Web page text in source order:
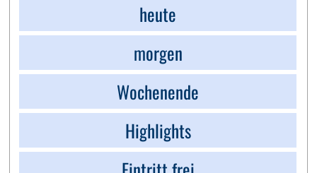
heute
morgen
Wochenende
Highlights